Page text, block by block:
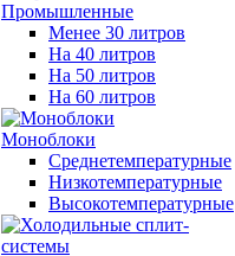
Промышленные
Менее 30 литров
На 40 литров
На 50 литров
На 60 литров
Моноблоки
Среднетемпературные
Низкотемпературные
Высокотемпературные